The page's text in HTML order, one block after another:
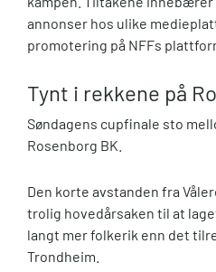
annonser hos ulike
promotering på NFFs
Tynt i rekkene på
Søndagens cupfinale sto
Rosenborg BK.
Den korte avstanden fra
trolig hovedårsaken til at
langt mer folkerik enn det
Trondheim.